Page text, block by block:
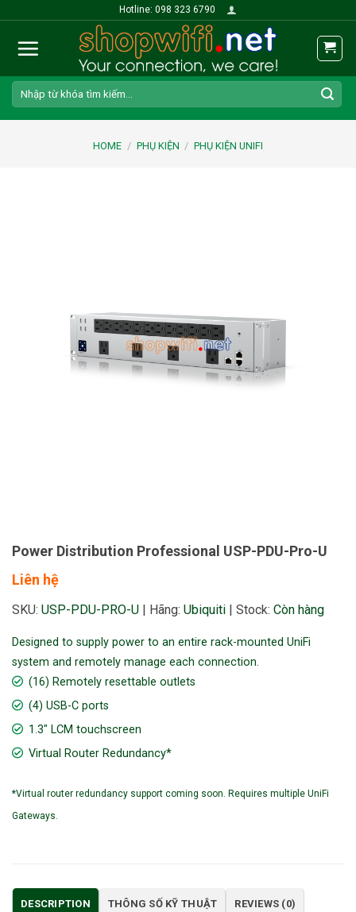
content
Hotline: 098 323 6790
Search
for:
HOME / PHỤ KIỆN / PHỤ KIỆN UNIFI
Power Distribution Professional USP-PDU-Pro-U
Liên hệ
SKU: USP-PDU-PRO-U | Hãng: Ubiquiti | Stock: Còn hàng
Designed to supply power to an entire rack-mounted UniFi
system and remotely manage each connection.
(16) Remotely resettable outlets
(4) USB-C ports
1.3″ LCM touchscreen
Virtual Router Redundancy*
*Virtual router redundancy support coming soon. Requires multiple UniFi
Gateways.
DESCRIPTION THÔNG SỐ KỸ THUẬT REVIEWS (0)